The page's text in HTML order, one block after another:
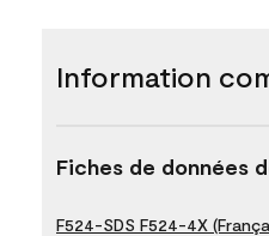
Information
Fiches de données
F524-SDS F524-4X